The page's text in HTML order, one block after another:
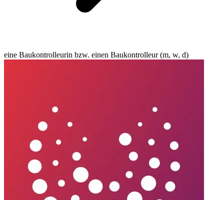
eine Baukontrolleurin bzw. einen Baukontrolleur (m, w, d)